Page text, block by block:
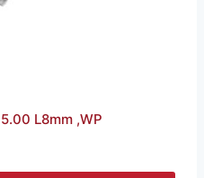
L8mm ,WP